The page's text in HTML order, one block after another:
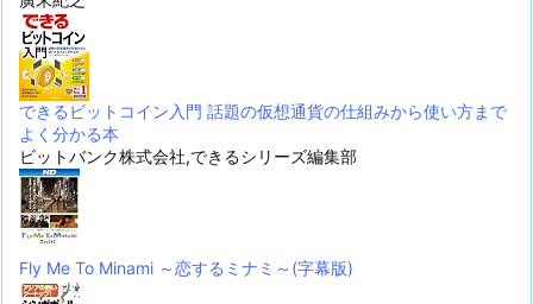
できるビットコイン入門 話題の仮想通貨の仕組みから使い方まで
よく分かる本
ビットバンク株式会社,できるシリーズ編集部
Fly Me To Minami ～恋するミナミ～(字幕版)